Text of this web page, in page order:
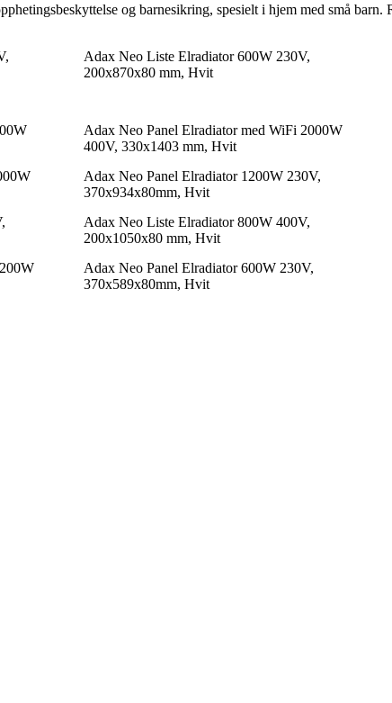
og barnesikring, spesielt i hjem med små
Adax Neo Liste Elradiator 600W 230V,
200x870x80 mm, Hvit
Adax Neo Panel Elradiator med WiFi 2000W
400V, 330x1403 mm, Hvit
Adax Neo Panel Elradiator 1200W 230V,
370x934x80mm, Hvit
Adax Neo Liste Elradiator 800W 400V,
200x1050x80 mm, Hvit
Adax Neo Panel Elradiator 600W 230V,
370x589x80mm, Hvit